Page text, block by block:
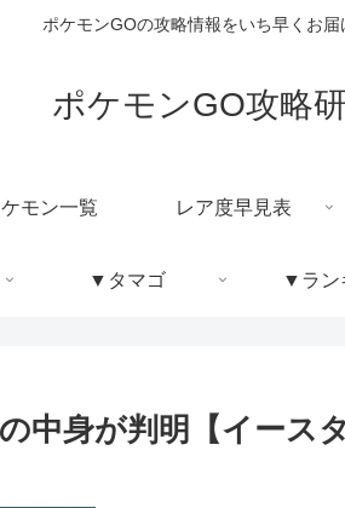
ポケモンGOの攻略情報をいち早くお届
ポケモンGO攻略
モン一覧 レア度早見表
▼タマゴ ▼ラン
中身が判明【イース